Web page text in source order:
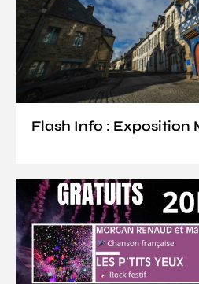
Flash Info : Exposition